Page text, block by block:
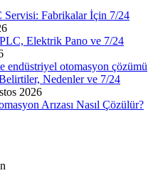
Servisi: Fabrikalar İçin 7/24
Elektrik Pano ve 7/24
Belirtiler, Nedenler ve 7/24
2026
Arızası Nasıl Çözülür?